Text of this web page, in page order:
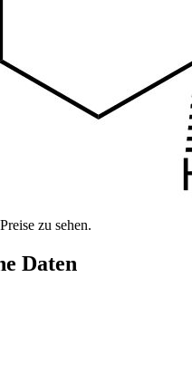
zu sehen.
Daten